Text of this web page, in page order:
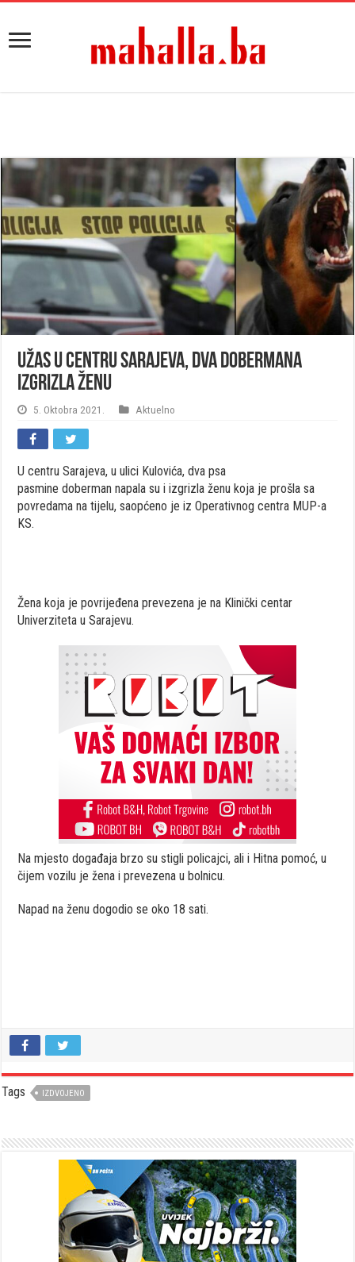
Užas u centru Sarajeva, dva dobermana
izgrizla ženu
5. Oktobra 2021. Aktuelno
U centru Sarajeva, u ulici Kulovića, dva psa
pasmine doberman napala su i izgrizla ženu koja je prošla sa
povredama na tijelu, saopćeno je iz Operativnog centra MUP-a
KS.
Žena koja je povrijeđena prevezena je na Klinički centar
Univerziteta u Sarajevu.
Na mjesto događaja brzo su stigli policajci, ali i Hitna pomoć, u
čijem vozilu je žena i prevezena u bolnicu.
Napad na ženu dogodio se oko 18 sati.
Tags IZDVOJENO